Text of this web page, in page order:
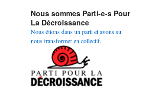
Nous sommes Parti-e-s Pour
La Décroissance
Nous étions dans un parti et avons su
nous transformer en collectif.